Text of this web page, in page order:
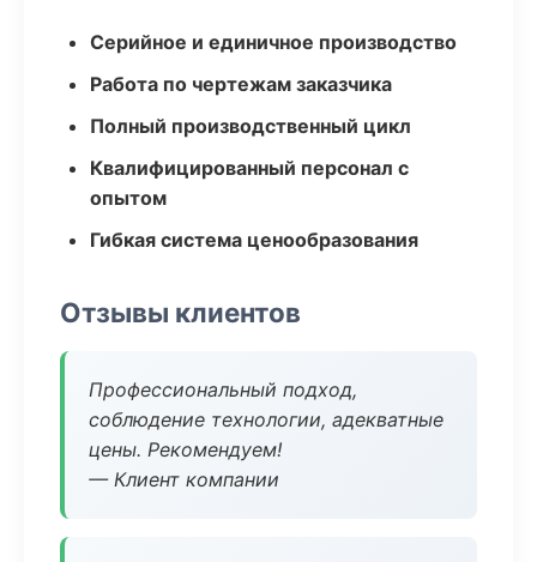
Серийное и единичное производство
Работа по чертежам заказчика
Полный производственный цикл
Квалифицированный персонал с
опытом
Гибкая система ценообразования
Отзывы клиентов
Профессиональный подход,
соблюдение технологии, адекватные
цены. Рекомендуем!
— Клиент компании